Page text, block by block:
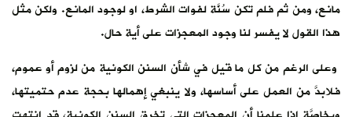
مانع، ومن ثم فلم تكن سُنَّة لفوات الشرط، او لوجود المانع. ولكن مثل
هذا القول لا يفسر لنا وجود المعجزات على أية حال.
وعلى الرغم من كل ما قيل في شأن السنن الكونية من لزوم أو عموم،
فلابدَّ من العمل على أساسها، ولا ينبغي إهمالها بحجة عدم حتميتها،